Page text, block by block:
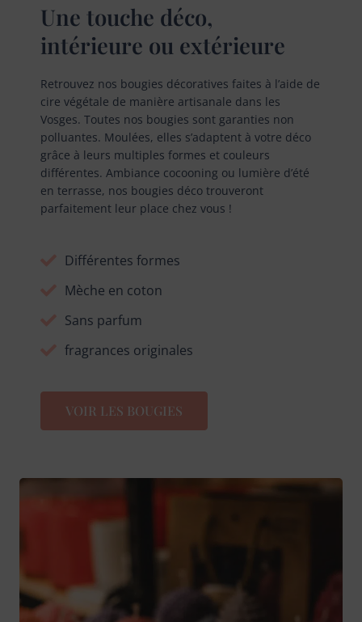
Une touche déco,
intérieure ou extérieure
Retrouvez nos bougies décoratives faites à l’aide de
cire végétale de manière artisanale dans les
Vosges. Toutes nos bougies sont garanties non
polluantes. Moulées, elles s’adaptent à votre déco
grâce à leurs multiples formes et couleurs
différentes. Ambiance cocooning ou lumière d’été
en terrasse, nos bougies déco trouveront
parfaitement leur place chez vous !
Différentes formes
Mèche en coton
Sans parfum
fragrances originales
VOIR LES BOUGIES